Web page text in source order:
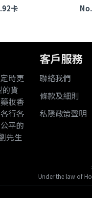
卡
時更
貨
妝香
行各
平的
先生
客戶服務
聯絡我們
條款及細則
私隱政策聲明
Under the law of